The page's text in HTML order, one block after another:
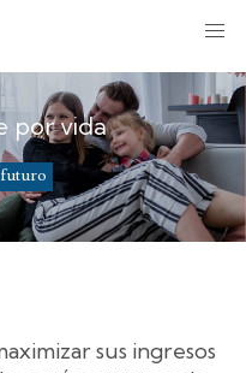
por vida
sus ingresos